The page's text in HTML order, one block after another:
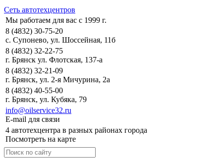
Сеть автотехцентров
Мы работаем для вас с 1999 г.
8 (4832) 30-75-20
с. Супонево, ул. Шоссейная, 11б
8 (4832) 32-22-75
г. Брянск ул. Флотская, 137-а
8 (4832) 32-21-09
г. Брянск, ул. 2-я Мичурина, 2а
8 (4832) 40-55-00
г. Брянск, ул. Кубяка, 79
info@oilservice32.ru
E-mail для связи
4 автотехцентра в разных районах города
Посмотреть на карте